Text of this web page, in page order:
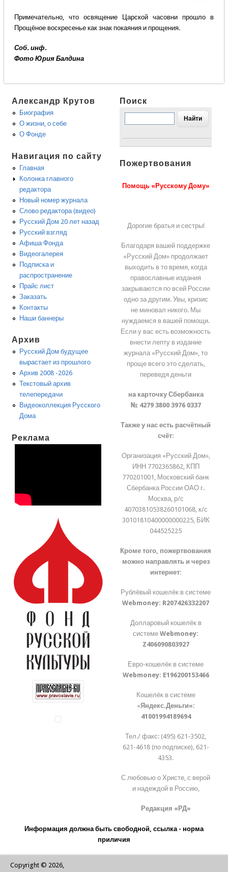
Примечательно, что освящение Царской часовни прошло в
Прощёное воскресенье как знак покаяния и прощения.
Соб. инф.
Фото Юрия Балдина
Александр Крутов
Биография
О жизни, о себе
О Фонде
Навигация по сайту
Главная
Колонка главного
редактора
Новый номер журнала
Слово редактора (видео)
Русский Дом 20 лет назад
Русский взгляд
Афиша Фонда
Видеогалерея
Подписка и
распространение
Прайс лист
Заказать
Контакты
Наши баннеры
Архив
Русский Дом будущее
вырастает из прошлого
Архив 2008 -2026
Текстовый архив
телепередачи
Видеоколлекция Русского
Дома
Реклама
Поиск
Пожертвования
Помощь «Русскому Дому»
Дорогие братья и сестры!
Благодаря вашей поддержке
«Русский Дом» продолжает
выходить в то время, когда
православные издания
закрываются по всей России
одно за другим. Увы, кризис
не миновал никого. Мы
нуждаемся в вашей помощи.
Если у вас есть возможность
внести лепту в издание
журнала «Русский Дом», то
проще всего это сделать,
переведя деньги
на карточку Сбербанка
№ 4279 3800 3976 0337
Также у нас есть расчётный
счёт:
Организация «Русский Дом»,
ИНН 7702365862, КПП
770201001, Московский банк
Сбербанка России ОАО г.
Москва, р/с
40703810538260101068, к/с
30101810400000000225, БИК
044525225
Кроме того, пожертвования
можно направлять и через
интернет:
Рублёвый кошелёк в системе
Webmoney: R207426332207
Долларовый кошелёк в
системеWebmoney:
Z406090803927
Евро-кошелёк в системе
Webmoney: E196200153466
Кошелёк в системе
«Яндекс.Деньги»:
41001994189694
Тел./ факс: (495) 621-3502,
621-4618 (по подписке), 621-
4353.
С любовью о Христе, с верой
и надеждой в Россию,
Редакция «РД»
Информация должна быть свободной, ссылка - норма
приличия
Copyright © 2026,